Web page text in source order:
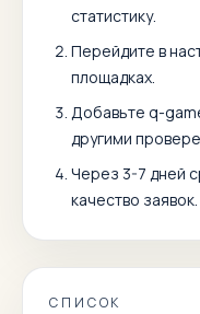
статистику.
Перейдите в
площадках.
Добавьте q-
другими
Через 3-7 дней
качество заявок.
СПИСОК